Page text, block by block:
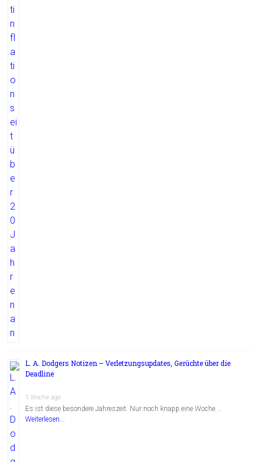
L. A. Dodgers Notizen – Verletzungsupdates, Gerüchte über die
Deadline
1 Woche ago
Es ist diese besondere Jahreszeit. Nur noch knapp eine Woche …
Weiterlesen...